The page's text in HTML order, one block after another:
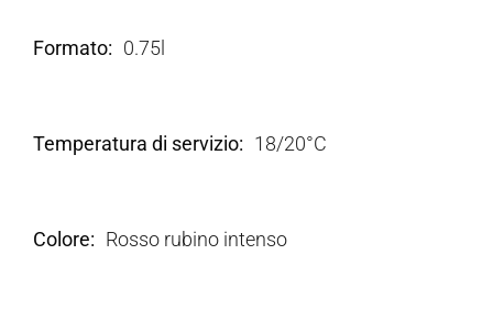
Formato 0.75l
Temperatura di servizio 18/20°C
Colore Rosso rubino intenso